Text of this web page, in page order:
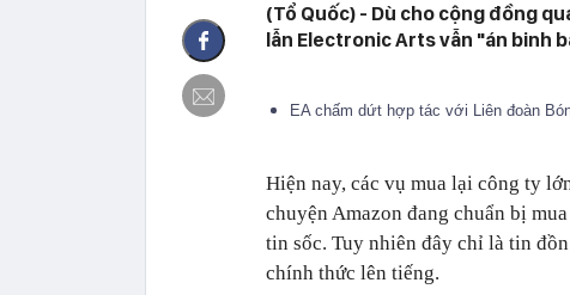
(Tổ Quốc) - Dù cho cộng đồng
lẫn Electronic Arts vẫn "án binh
EA chấm dứt hợp tác với Liên đoàn
Hiện nay, các vụ mua lại công ty
chuyện Amazon đang chuẩn bị
tin sốc. Tuy nhiên đây chỉ là tin
chính thức lên tiếng.